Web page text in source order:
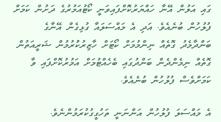
ގައި އަލުން އޭނާ ހައްޔަރުކޮށްފައިވަނީ ކޯޓުއަމުރުގެ ދަށުން ކަމަށް
ފުލުހުން ބުނެއެވެ. އަދި އެ މައްސަލައާ ގުޅިގެން އޭނާގެ
ބަންދާމެދު ގޮތެއް ނިންމުމަށް ކޯޓަށް ހާޒިރުކުުރުމުން ޝަރީއަތުން
ގޮތެއް ނިމެންދެން ބަންދުގައި ބެހެއްޓުމަށް އަމުރުކޮށްފައި ވާ
ކަމަށްވެސް ފުލުހުން ބުނެއެވެ.
އެ މައްސަލަ ފުލުހުން އަންނަނީ ތަހުގީގުކުރަމުންނެވެ.